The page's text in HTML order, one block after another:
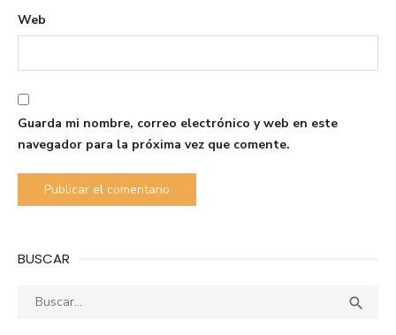
Web
Guarda mi nombre, correo electrónico y web en este
navegador para la próxima vez que comente.
BUSCAR
Buscar: 